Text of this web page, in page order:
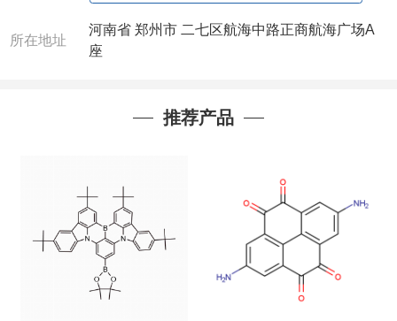
所在地址
河南省 郑州市 二七区航海中路正商航海广场A
座
推荐产品